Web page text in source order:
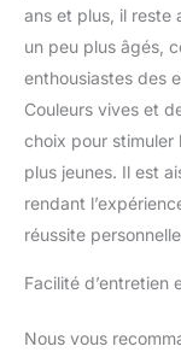
ans et plus, il reste
un peu plus âgés,
enthousiastes des
Couleurs vives et
choix pour stimuler
plus jeunes. Il est
rendant
réussite
Facilité d’entretien
Nous vous